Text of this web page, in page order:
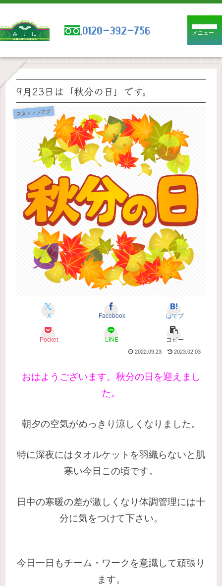
メニュー
9月23日は「秋分の日」です。
スタッフブログ
X Facebook はてブ
Pocket LINE コピー
2022.09.23 2023.02.03
おはようございます。秋分の日を迎えまし
た。
朝夕の空気がめっきり涼しくなりました。
特に深夜にはタオルケットを羽織らないと肌
寒い今日この頃です。
日中の寒暖の差が激しくなり体調管理には十
分に気をつけて下さい。
今 日一日もチーム・ワークを意識して頑張り
ます。